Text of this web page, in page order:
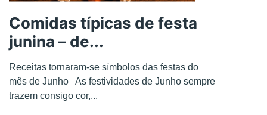
Comidas típicas de festa
junina – de...
Receitas tornaram-se símbolos das festas do
mês de Junho As festividades de Junho sempre
trazem consigo cor,...